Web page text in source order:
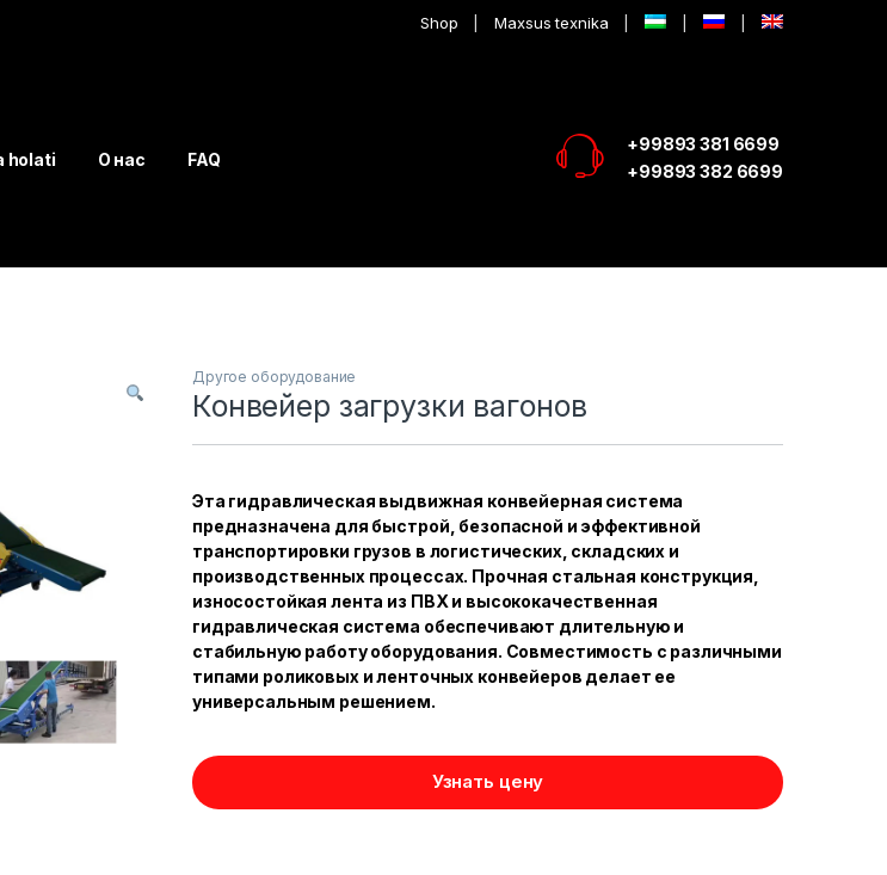
Shop Maxsus texnika
holati О нас FAQ
+99893 381 6699
+99893 382 6699
Другое оборудование
Конвейер загрузки вагонов
Эта гидравлическая выдвижная конвейерная система
предназначена для быстрой, безопасной и эффективной
транспортировки грузов в логистических, складских и
производственных процессах. Прочная стальная конструкция,
износостойкая лента из ПВХ и высококачественная
гидравлическая система обеспечивают длительную и
стабильную работу оборудования. Совместимость с различными
типами роликовых и ленточных конвейеров делает ее
универсальным решением.
Узнать цену